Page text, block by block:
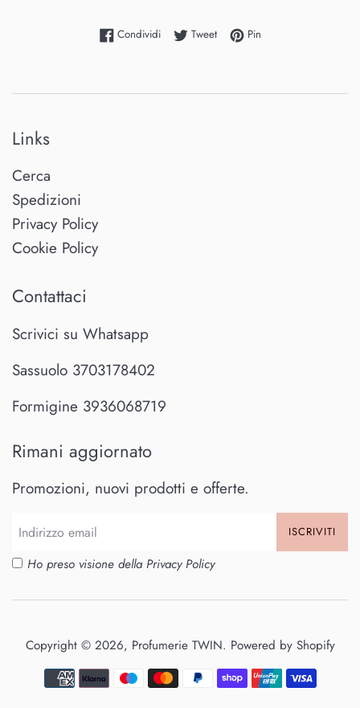
CondividiCondividi su Facebook
TweetTwitta su Twitter
PinPinna su Pinterest
Links
Cerca
Spedizioni
Privacy Policy
Cookie Policy
Contattaci
Scrivici su Whatsapp
Sassuolo 3703178402
Formigine 3936068719
Rimani aggiornato
Promozioni, nuovi prodotti e offerte.
ISCRIVITI
Ho preso visione della Privacy Policy
Copyright © 2026, Profumerie TWIN. Powered by Shopify
Modalità